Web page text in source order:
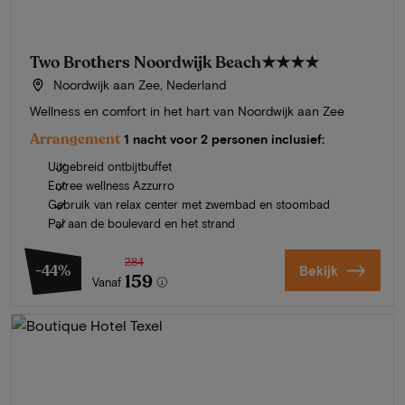
Two Brothers Noordwijk Beach★★★★
Noordwijk aan Zee, Nederland
Wellness en comfort in het hart van Noordwijk aan Zee
Arrangement 1 nacht voor 2 personen inclusief:
Uitgebreid ontbijtbuffet
Entree wellness Azzurro
Gebruik van relax center met zwembad en stoombad
Pal aan de boulevard en het strand
-44%
Vanaf
284
159 Bekijk